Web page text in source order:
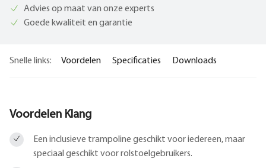
Advies op maat van onze experts
Goede kwaliteit en garantie
Snelle links: Voordelen Specificaties Downloads
Voordelen Klang
Een inclusieve trampoline geschikt voor iedereen, maar
speciaal geschikt voor rolstoelgebruikers.